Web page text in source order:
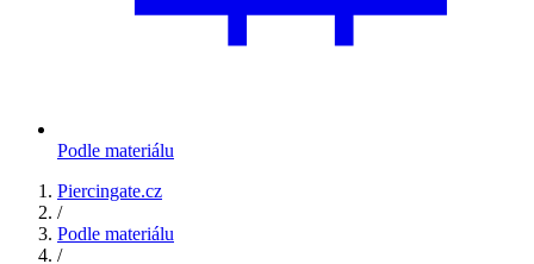
Podle materiálu
Piercingate.cz
/
Podle materiálu
/